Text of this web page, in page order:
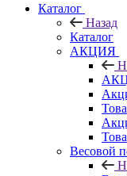
Каталог
Назад
Каталог
АКЦИЯ
Весовой